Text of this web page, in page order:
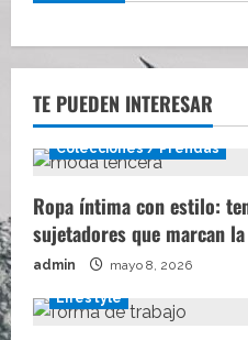
TE PUEDEN INTERESAR
Colecciones / Prendas
Ropa íntima con estilo:
sujetadores que marcan
admin mayo 8, 2026
Lifestyle